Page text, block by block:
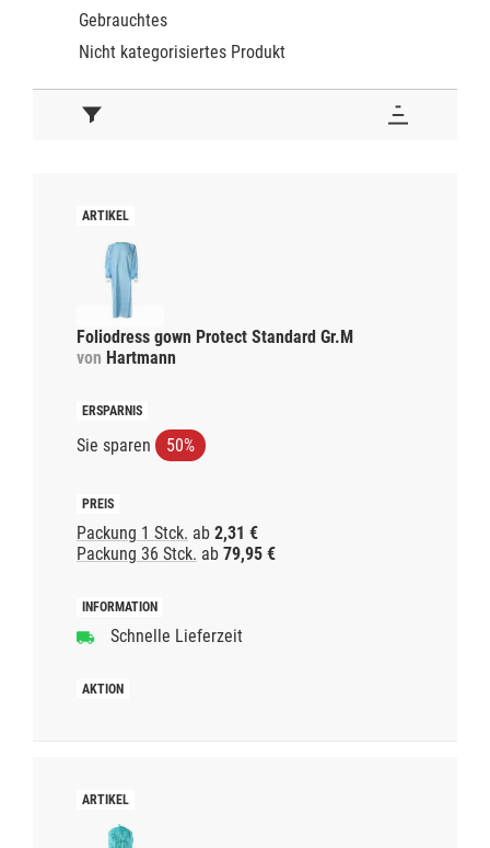
Gebrauchtes
Nicht kategorisiertes Produkt
Foliodress gown Protect Standard Gr.M
von Hartmann
Sie sparen 50%
Packung 1 Stck. ab 2,31 €
Packung 36 Stck. ab 79,95 €
Schnelle Lieferzeit